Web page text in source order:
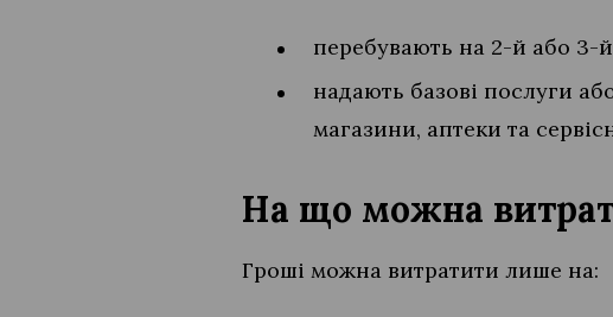
перебувають на 2-й або 3-
надають базові послуги
магазини, аптеки та
На що можна
Гроші можна витратити лише на: